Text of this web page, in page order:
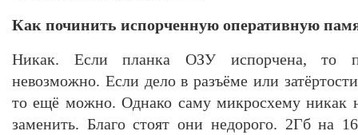
Как починить испорченную оперативную
Никак. Если планка ОЗУ испорчена, то
невозможно. Если дело в разъёме или
то ещё можно. Однако саму микросхему никак
заменить. Благо стоят они недорого. 2Гб на